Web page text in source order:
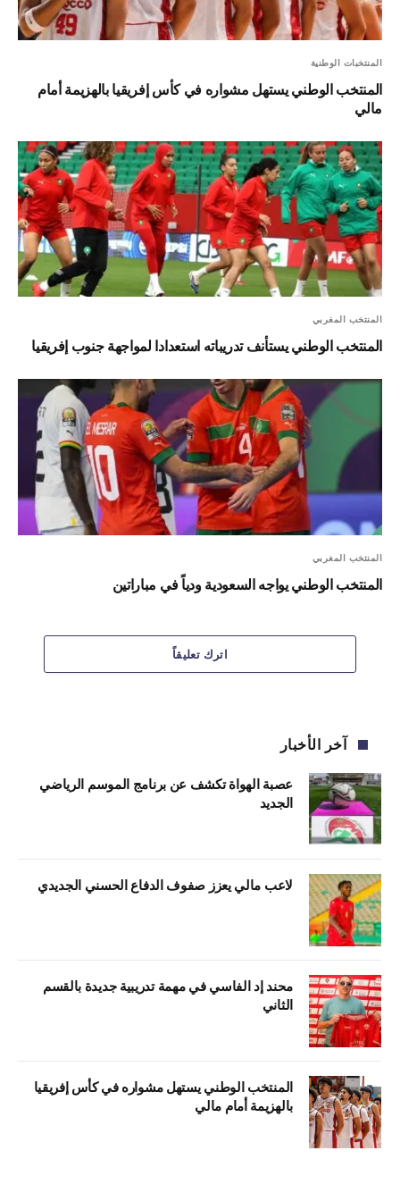
المنتخبات الوطنية
المنتخب الوطني يستهل مشواره في كأس إفريقيا بالهزيمة أمام
مالي
المنتخب المغربي
المنتخب الوطني يستأنف تدريباته استعدادا لمواجهة جنوب إفريقيا
المنتخب المغربي
المنتخب الوطني يواجه السعودية ودياً في مباراتين
اترك تعليقاً
آخر الأخبار
عصبة الهواة تكشف عن برنامج الموسم الرياضي
الجديد
لاعب مالي يعزز صفوف الدفاع الحسني الجديدي
محند إد الفاسي في مهمة تدريبية جديدة بالقسم
الثاني
المنتخب الوطني يستهل مشواره في كأس إفريقيا
بالهزيمة أمام مالي